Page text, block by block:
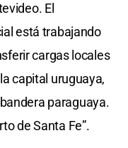
El
está trabajando
cargas locales
capital uruguaya,
paraguaya.
de Santa Fe”.